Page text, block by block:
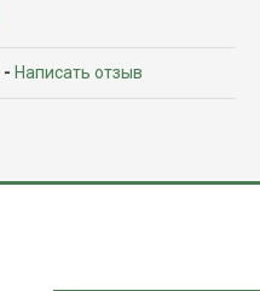
- Написать отзыв